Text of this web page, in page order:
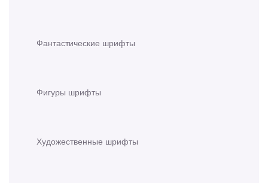
Фантастические шрифты
Фигуры шрифты
Художественные шрифты